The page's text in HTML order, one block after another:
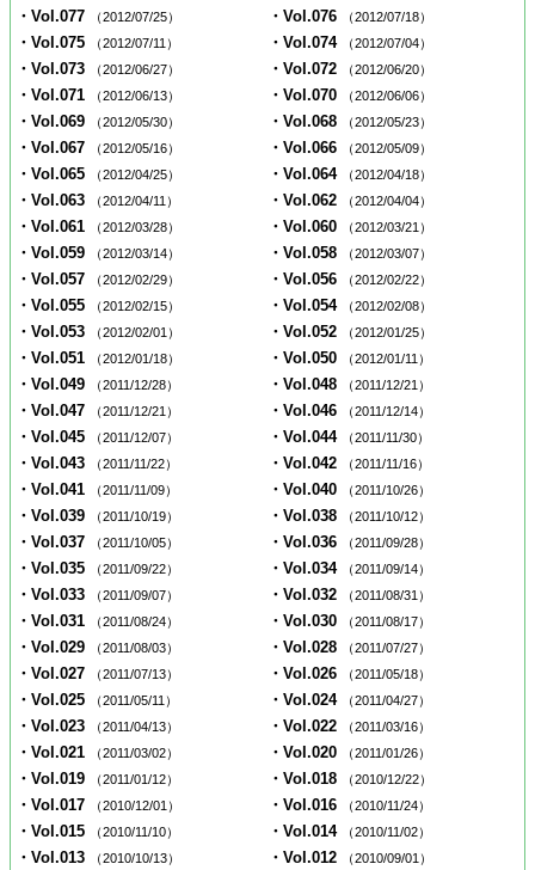
・Vol.077 （2012/07/25） ・Vol.076 （2012/07/18）
・Vol.075 （2012/07/11） ・Vol.074 （2012/07/04）
・Vol.073 （2012/06/27） ・Vol.072 （2012/06/20）
・Vol.071 （2012/06/13） ・Vol.070 （2012/06/06）
・Vol.069 （2012/05/30） ・Vol.068 （2012/05/23）
・Vol.067 （2012/05/16） ・Vol.066 （2012/05/09）
・Vol.065 （2012/04/25） ・Vol.064 （2012/04/18）
・Vol.063 （2012/04/11） ・Vol.062 （2012/04/04）
・Vol.061 （2012/03/28） ・Vol.060 （2012/03/21）
・Vol.059 （2012/03/14） ・Vol.058 （2012/03/07）
・Vol.057 （2012/02/29） ・Vol.056 （2012/02/22）
・Vol.055 （2012/02/15） ・Vol.054 （2012/02/08）
・Vol.053 （2012/02/01） ・Vol.052 （2012/01/25）
・Vol.051 （2012/01/18） ・Vol.050 （2012/01/11）
・Vol.049 （2011/12/28） ・Vol.048 （2011/12/21）
・Vol.047 （2011/12/21） ・Vol.046 （2011/12/14）
・Vol.045 （2011/12/07） ・Vol.044 （2011/11/30）
・Vol.043 （2011/11/22） ・Vol.042 （2011/11/16）
・Vol.041 （2011/11/09） ・Vol.040 （2011/10/26）
・Vol.039 （2011/10/19） ・Vol.038 （2011/10/12）
・Vol.037 （2011/10/05） ・Vol.036 （2011/09/28）
・Vol.035 （2011/09/22） ・Vol.034 （2011/09/14）
・Vol.033 （2011/09/07） ・Vol.032 （2011/08/31）
・Vol.031 （2011/08/24） ・Vol.030 （2011/08/17）
・Vol.029 （2011/08/03） ・Vol.028 （2011/07/27）
・Vol.027 （2011/07/13） ・Vol.026 （2011/05/18）
・Vol.025 （2011/05/11） ・Vol.024 （2011/04/27）
・Vol.023 （2011/04/13） ・Vol.022 （2011/03/16）
・Vol.021 （2011/03/02） ・Vol.020 （2011/01/26）
・Vol.019 （2011/01/12） ・Vol.018 （2010/12/22）
・Vol.017 （2010/12/01） ・Vol.016 （2010/11/24）
・Vol.015 （2010/11/10） ・Vol.014 （2010/11/02）
・Vol.013 （2010/10/13） ・Vol.012 （2010/09/01）